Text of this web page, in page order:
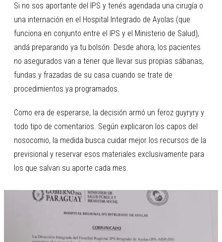
Si no sos aportante del IPS y tenés agendada una cirugía o
una internación en el Hospital Integrado de Ayolas (que
funciona en conjunto entre el IPS y el Ministerio de Salud),
andá preparando ya tu bolsón. Desde ahora, los pacientes
no asegurados van a tener que llevar sus propias sábanas,
fundas y frazadas de su casa cuando se trate de
procedimientos ya programados.
Como era de esperarse, la decisión armó un feroz guyryry y
todo tipo de comentarios. Según explicaron los capos del
nosocomio, la medida busca cuidar mejor los recursos de la
previsional y reservar esos materiales exclusivamente para
los que salvan su aporte cada mes.